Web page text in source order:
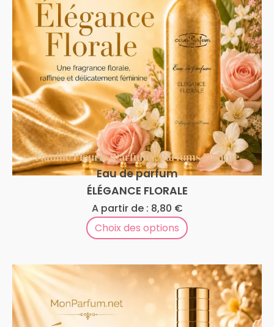
Famille Fleurie,Parfums,Parfums Femme
Eau de parfum
ÉLÉGANCE FLORALE
A partir de : 8,80 €
Choix des options